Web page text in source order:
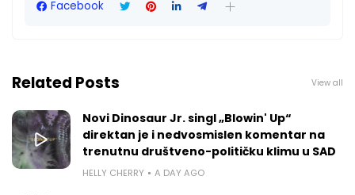
Facebook
Related Posts View all
Novi Dinosaur Jr. singl „Blowin' Up“
direktan je i nedvosmislen komentar na
trenutnu društveno-političku klimu u SAD
HELLY CHERRY A DAY AGO